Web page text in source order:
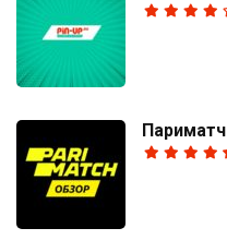
Париматч